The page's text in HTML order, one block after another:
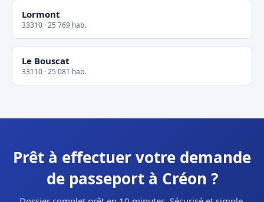
Lormont
33310 · 25 769 hab.
Le Bouscat
33110 · 25 081 hab.
Prêt à effectuer votre demande
de passeport à Créon ?